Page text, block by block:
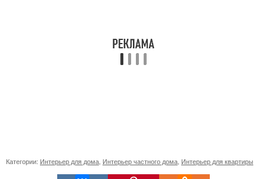
Категории: Интерьер для дома Интерьер частного дома Интерьер для квартиры